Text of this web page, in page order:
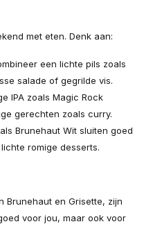
met eten. Denk aan:
een lichte pils zoals
salade of gegrilde vis.
IPA zoals Magic Rock
gerechten zoals curry.
Brunehaut Wit sluiten goed
romige desserts.
Brunehaut en Grisette, zijn
voor jou, maar ook voor